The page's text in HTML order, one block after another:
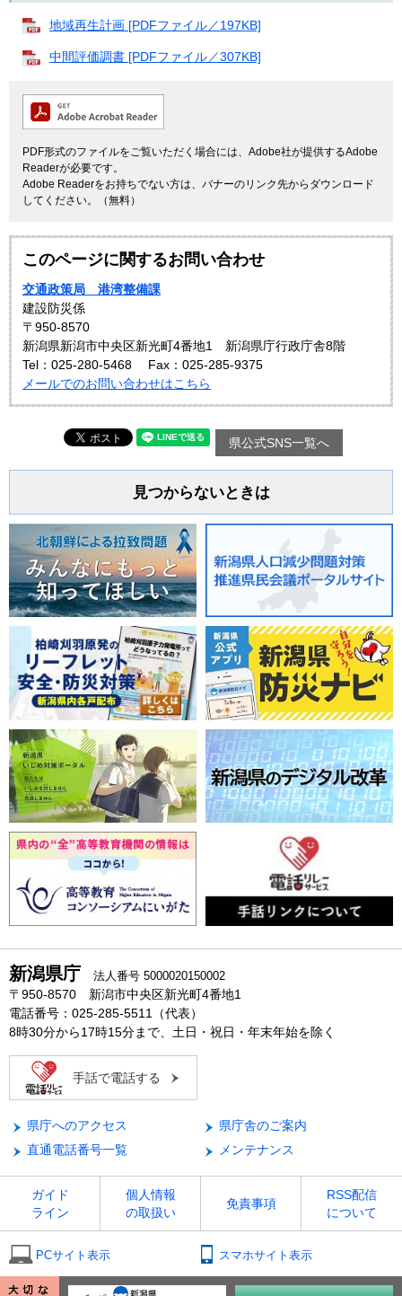
地域再生計画 [PDFファイル／197KB]
中間評価調書 [PDFファイル／307KB]
PDF形式のファイルをご覧いただく場合には、Adobe社が提供するAdobe
Readerが必要です。
Adobe Readerをお持ちでない方は、バナーのリンク先からダウンロード
してください。（無料）
このページに関するお問い合わせ
交通政策局 港湾整備課
建設防災係
〒950-8570
新潟県新潟市中央区新光町4番地1 新潟県庁行政庁舎8階
Tel：025-280-5468
Fax：025-285-9375
メールでのお問い合わせはこちら
県公式SNS一覧へ
見つからないときは
新潟県庁 法人番号 5000020150002
〒950-8570 新潟市中央区新光町4番地1
電話番号：025-285-5511（代表）
8時30分から17時15分まで、土日・祝日・年末年始を除く
手話で電話する
県庁へのアクセス
県庁舎のご案内
直通電話番号一覧
メンテナンス
ガイド
ライン
個人情報
の取扱い
免責事項
RSS配信
について
PCサイト表示 スマホサイト表示